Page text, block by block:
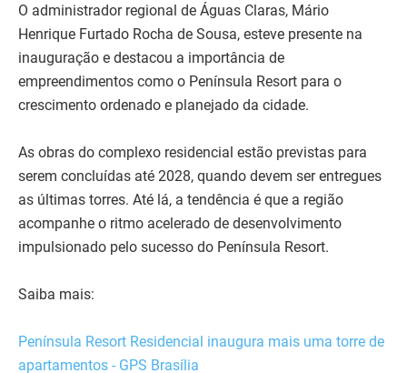
O administrador regional de Águas Claras, Mário
Henrique Furtado Rocha de Sousa, esteve presente na
inauguração e destacou a importância de
empreendimentos como o Península Resort para o
crescimento ordenado e planejado da cidade.
As obras do complexo residencial estão previstas para
serem concluídas até 2028, quando devem ser entregues
as últimas torres. Até lá, a tendência é que a região
acompanhe o ritmo acelerado de desenvolvimento
impulsionado pelo sucesso do Península Resort.
Saiba mais:
Península Resort Residencial inaugura mais uma torre de
apartamentos - GPS Brasília